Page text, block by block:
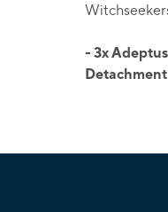
- 3x
Detachment